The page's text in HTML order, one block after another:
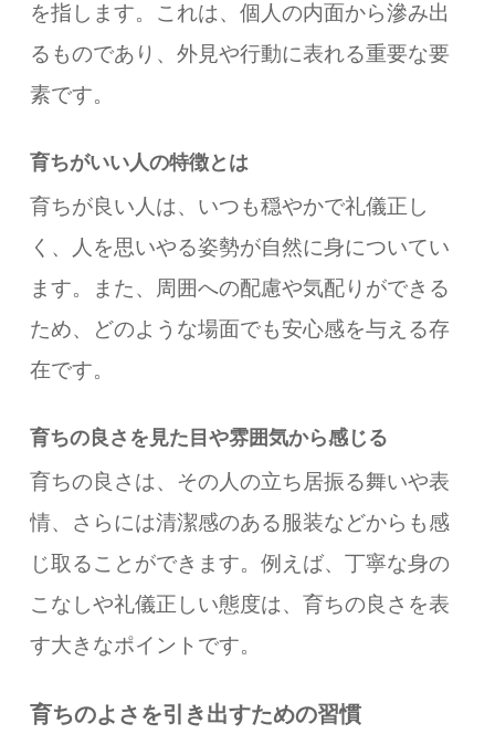
を指します。これは、個人の内面から滲み出
るものであり、外見や行動に表れる重要な要
素です。
育ちがいい人の特徴とは
育ちが良い人は、いつも穏やかで礼儀正し
く、人を思いやる姿勢が自然に身についてい
ます。また、周囲への配慮や気配りができる
ため、どのような場面でも安心感を与える存
在です。
育ちの良さを見た目や雰囲気から感じる
育ちの良さは、その人の立ち居振る舞いや表
情、さらには清潔感のある服装などからも感
じ取ることができます。例えば、丁寧な身の
こなしや礼儀正しい態度は、育ちの良さを表
す大きなポイントです。
育ちのよさを引き出すための習慣